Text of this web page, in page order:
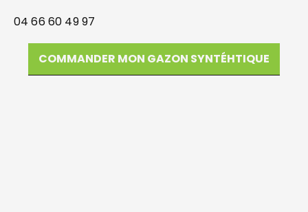
04 66 60 49 97
COMMANDER MON GAZON SYNTÉHTIQUE